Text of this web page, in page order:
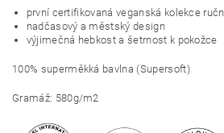
první certifikovaná veganská kolekce
nadčasový a městský design
výjimečná hebkost a šetrnost k pokožce
100% superměkká bavlna (Supersoft)
Gramáž: 580g/m2